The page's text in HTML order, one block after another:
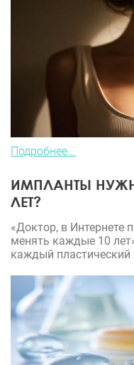
Подробнее...
ИМПЛАНТЫ
ЛЕТ?
«Доктор, в Интернете
менять каждые 10
каждый пластический